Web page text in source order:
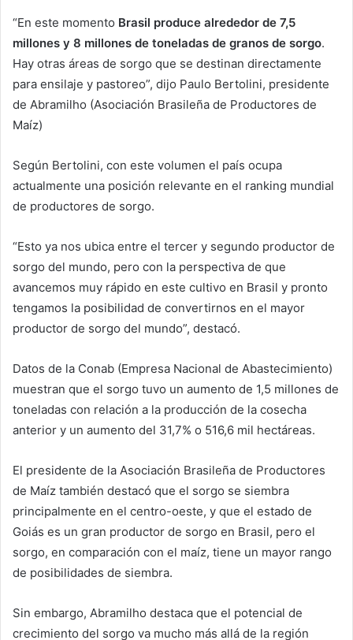
“En este momento Brasil produce alrededor de 7,5
millones y 8 millones de toneladas de granos de sorgo.
Hay otras áreas de sorgo que se destinan directamente
para ensilaje y pastoreo”, dijo Paulo Bertolini, presidente
de Abramilho (Asociación Brasileña de Productores de
Maíz)
Según Bertolini, con este volumen el país ocupa
actualmente una posición relevante en el ranking mundial
de productores de sorgo.
“Esto ya nos ubica entre el tercer y segundo productor de
sorgo del mundo, pero con la perspectiva de que
avancemos muy rápido en este cultivo en Brasil y pronto
tengamos la posibilidad de convertirnos en el mayor
productor de sorgo del mundo”, destacó.
Datos de la Conab (Empresa Nacional de Abastecimiento)
muestran que el sorgo tuvo un aumento de 1,5 millones de
toneladas con relación a la producción de la cosecha
anterior y un aumento del 31,7% o 516,6 mil hectáreas.
El presidente de la Asociación Brasileña de Productores
de Maíz también destacó que el sorgo se siembra
principalmente en el centro-oeste, y que el estado de
Goiás es un gran productor de sorgo en Brasil, pero el
sorgo, en comparación con el maíz, tiene un mayor rango
de posibilidades de siembra.
Sin embargo, Abramilho destaca que el potencial de
crecimiento del sorgo va mucho más allá de la región